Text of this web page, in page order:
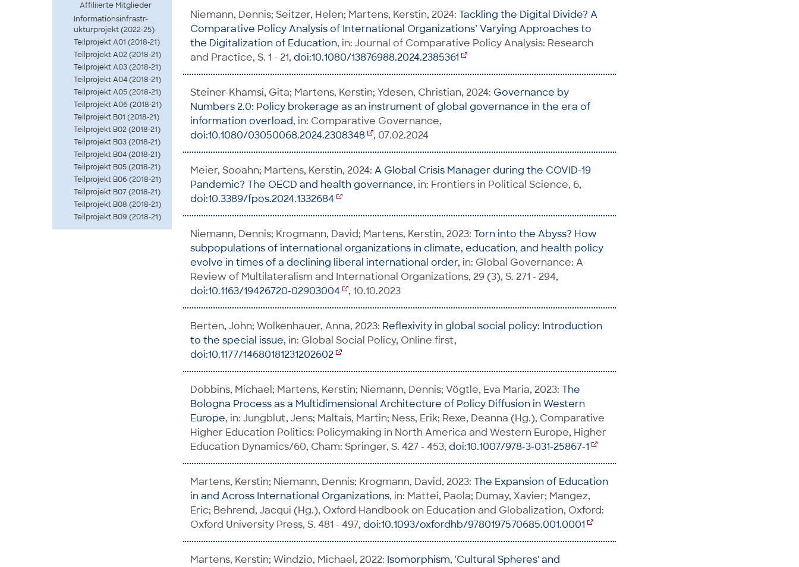
Affiliierte Mitglieder
Infor­matio­nsinf­rastr­
uktur­proje­kt (2022-25)
Teilprojekt A01 (2018-21)
Teilprojekt A02 (2018-21)
Teilprojekt A03 (2018-21)
Teilprojekt A04 (2018-21)
Teilprojekt A05 (2018-21)
Teilprojekt A06 (2018-21)
Teilprojekt B01 (2018-21)
Teilprojekt B02 (2018-21)
Teilprojekt B03 (2018-21)
Teilprojekt B04 (2018-21)
Teilprojekt B05 (2018-21)
Teilprojekt B06 (2018-21)
Teilprojekt B07 (2018-21)
Teilprojekt B08 (2018-21)
Teilprojekt B09 (2018-21)
Niemann, Dennis; Seitzer, Helen; Martens, Kerstin, 2024: Tackling the Digital Divide? A
Comparative Policy Analysis of International Organizations’ Varying Approaches to
the Digitalization of Education, in: Journal of Comparative Policy Analysis: Research
and Practice, S. 1 - 21, doi:10.1080/13876988.2024.2385361
Steiner-Khamsi, Gita; Martens, Kerstin; Ydesen, Christian, 2024: Governance by
Numbers 2.0: Policy brokerage as an instrument of global governance in the era of
information overload, in: Comparative Governance,
doi:10.1080/03050068.2024.2308348
, 07.02.2024
Meier, Sooahn; Martens, Kerstin, 2024: A Global Crisis Manager during the COVID-19
Pandemic? The OECD and health governance, in: Frontiers in Political Science, 6,
doi:10.3389/fpos.2024.1332684
Niemann, Dennis; Krogmann, David; Martens, Kerstin, 2023: Torn into the Abyss? How
subpopulations of international organizations in climate, education, and health policy
evolve in times of a declining liberal international order, in: Global Governance: A
Review of Multilateralism and International Organizations, 29 (3), S. 271 - 294,
doi:10.1163/19426720-02903004
, 10.10.2023
Berten, John; Wolkenhauer, Anna, 2023: Reflexivity in global social policy: Introduction
to the special issue, in: Global Social Policy, Online first,
doi:10.1177/14680181231202602
Dobbins, Michael; Martens, Kerstin; Niemann, Dennis; Vögtle, Eva Maria, 2023: The
Bologna Process as a Multidimensional Architecture of Policy Diffusion in Western
Europe, in: Jungblut, Jens; Maltais, Martin; Ness, Erik; Rexe, Deanna (Hg.), Comparative
Higher Education Politics: Policymaking in North America and Western Europe, Higher
Education Dynamics/60, Cham: Springer, S. 427 - 453, doi:10.1007/978-3-031-25867-1
Martens, Kerstin; Niemann, Dennis; Krogmann, David, 2023: The Expansion of Education
in and Across International Organizations, in: Mattei, Paola; Dumay, Xavier; Mangez,
Eric; Behrend, Jacqui (Hg.), Oxford Handbook on Education and Globalization, Oxford:
Oxford University Press, S. 481 - 497, doi:10.1093/oxfordhb/9780197570685.001.0001
Martens, Kerstin; Windzio, Michael, 2022: Isomorphism, 'Cultural Spheres' and